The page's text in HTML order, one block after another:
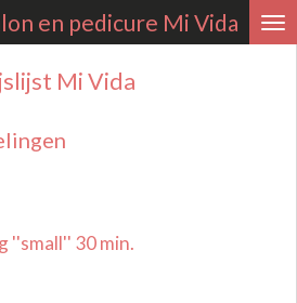
en pedicure Mi Vida
Vida
''small'' 30 min.